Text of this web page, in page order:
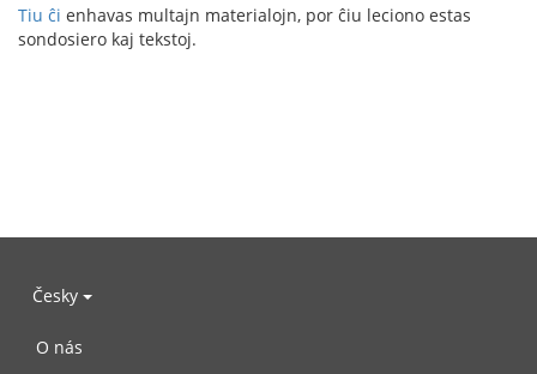
Tiu ĉi enhavas multajn materialojn, por ĉiu leciono estas
sondosiero kaj tekstoj.
Česky
O nás